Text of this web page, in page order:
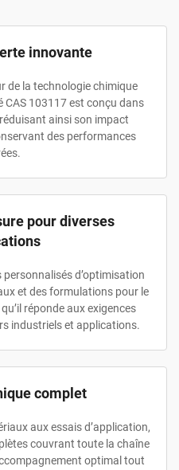
innovante
de la technologie chimique
103117 est conçu dans
ainsi son impact
des performances
pour diverses
d’optimisation
et des formulations pour le
réponde aux exigences
industriels et applications.
complet
aux essais d’application,
couvrant toute la chaîne
optimal tout